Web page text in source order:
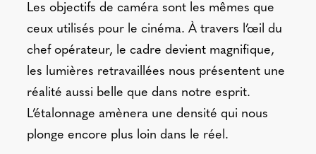
Les objectifs de caméra sont les mêmes que
ceux utilisés pour le cinéma. À travers l’œil du
chef opérateur, le cadre devient magnifique,
les lumières retravaillées nous présentent une
réalité aussi belle que dans notre esprit.
L’étalonnage amènera une densité qui nous
plonge encore plus loin dans le réel.